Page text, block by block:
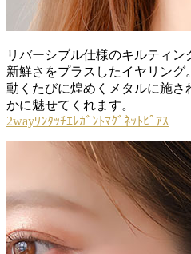
リバーシブル仕様のキルティン
新鮮さをプラスしたイヤリング。
動くたびに煌めくメタルに施
かに魅せてくれます。
2wayﾜﾝﾀｯﾁｴﾚｶﾞﾝﾄﾏｸﾞﾈｯﾄﾋﾟｱｽ